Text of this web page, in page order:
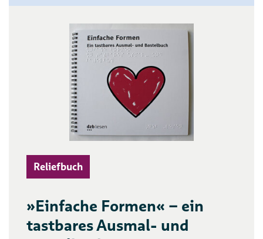
Reliefbuch
»Einfache Formen« – ein
tastbares Ausmal- und